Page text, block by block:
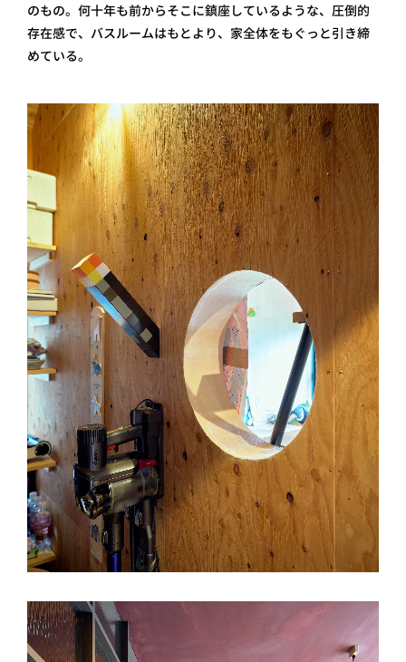
のもの。何十年も前からそこに鎮座しているような、圧倒的
存在感で、バスルームはもとより、家全体をもぐっと引き締
めている。